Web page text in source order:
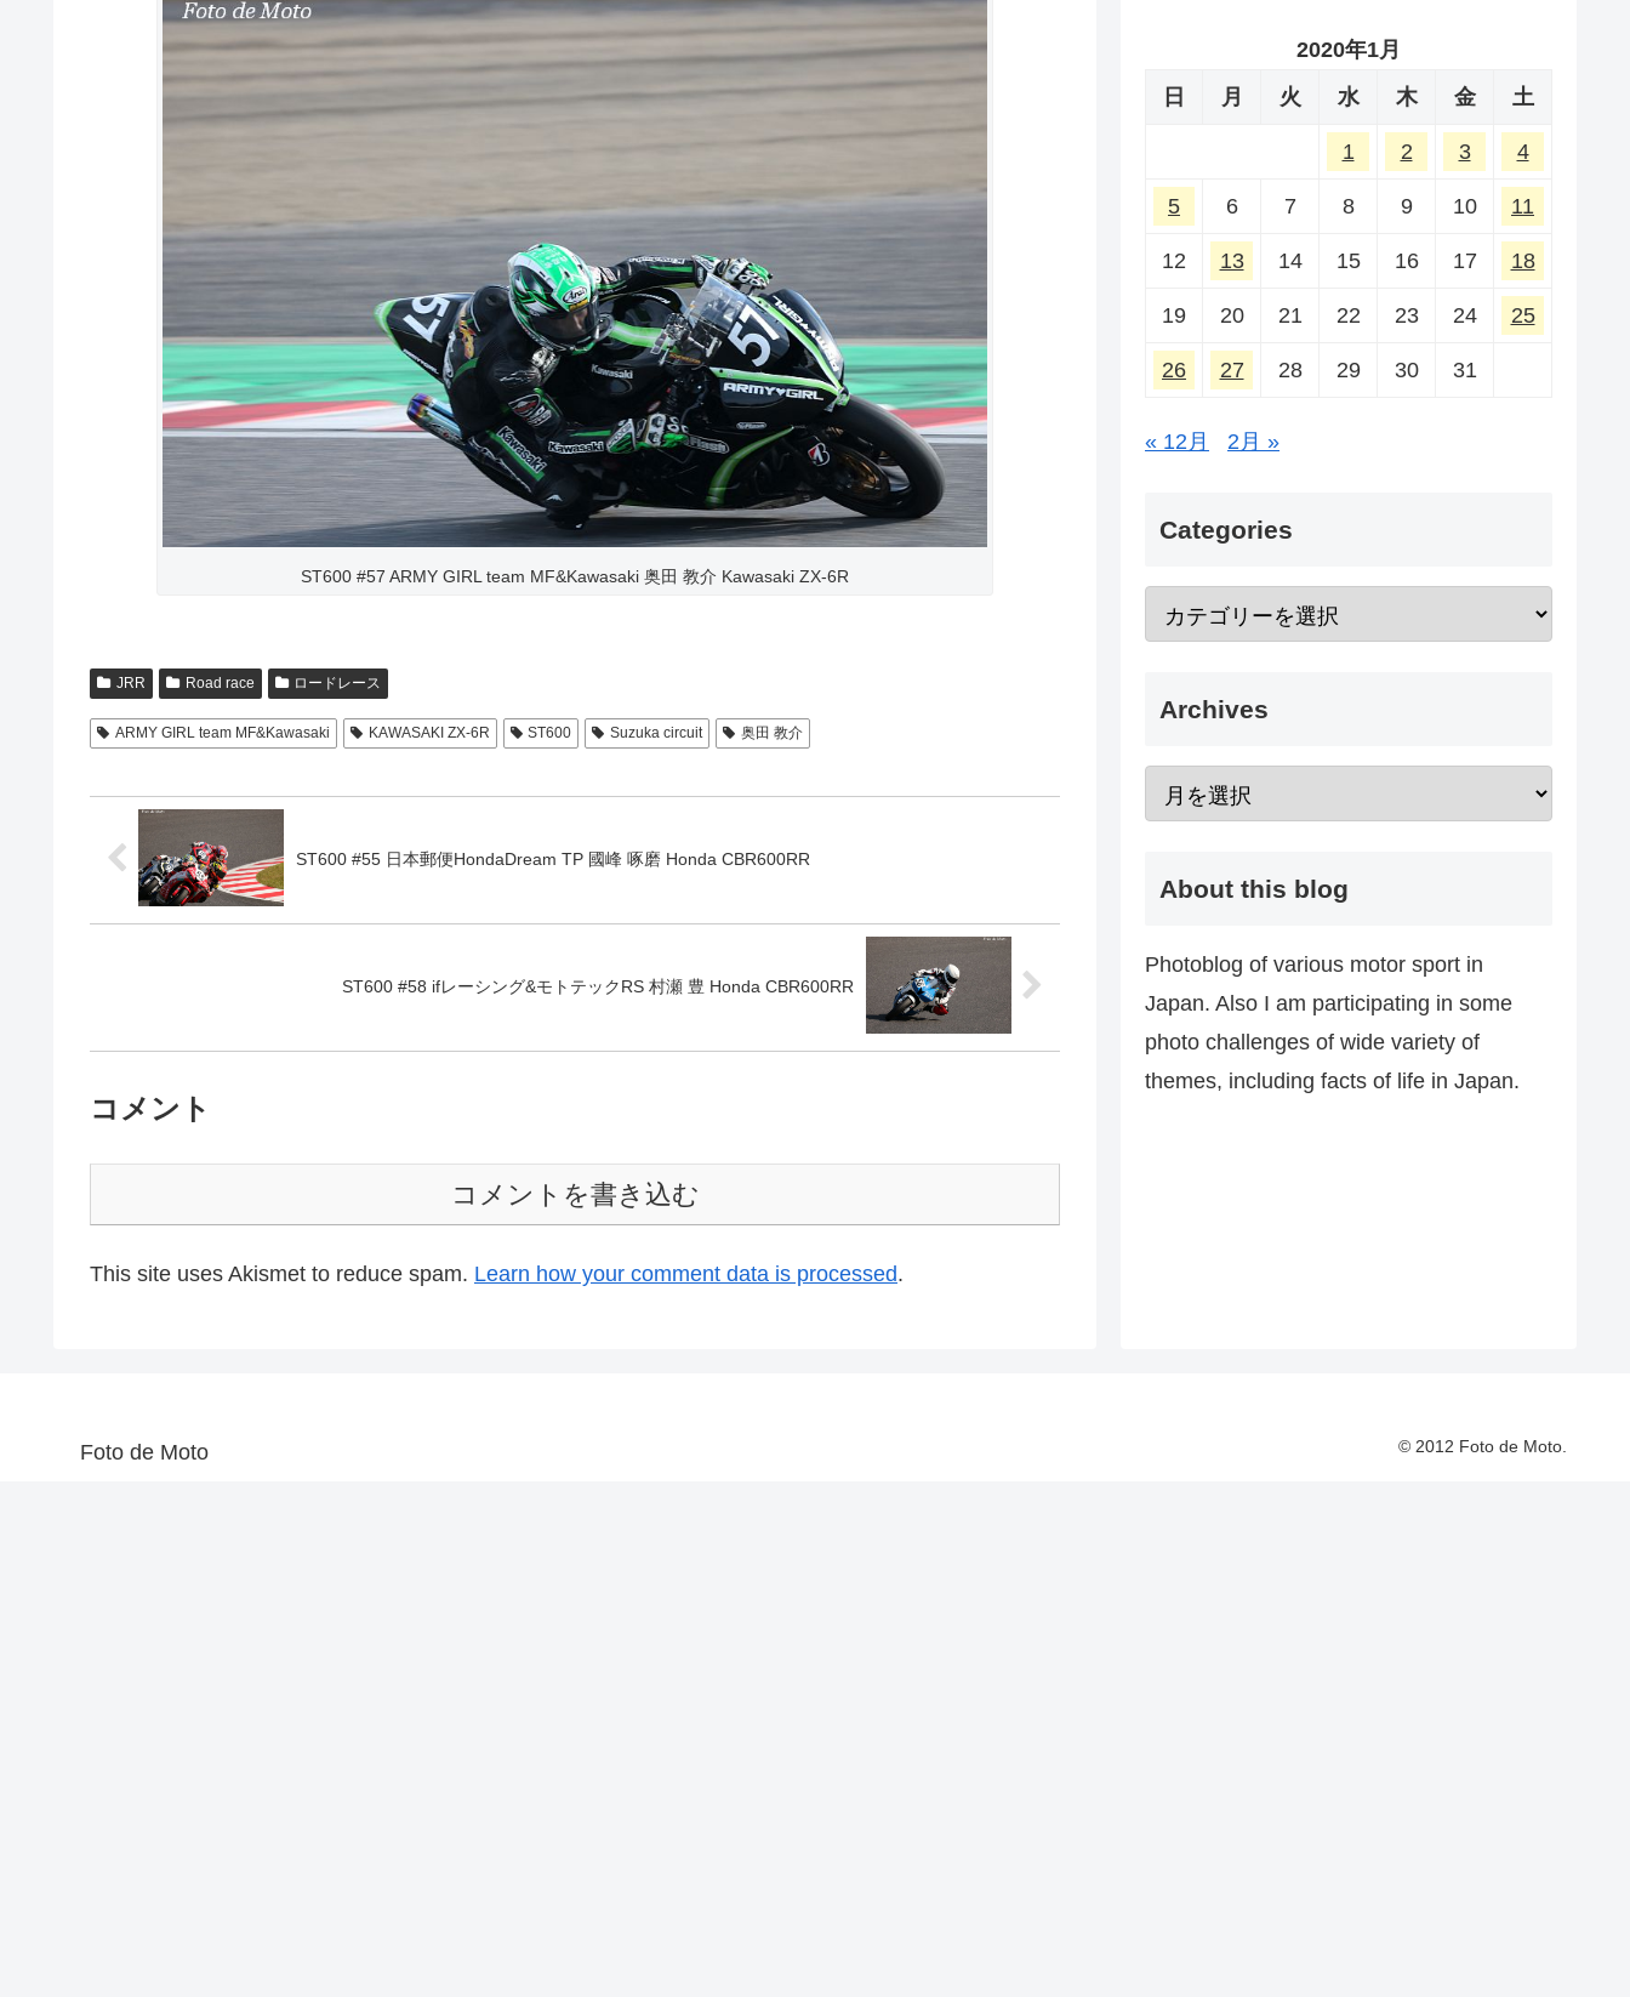
ST600 #57 ARMY GIRL team MF&Kawasaki 奥田 教介 Kawasaki ZX-6R
JRR Road race ロードレース
ARMY GIRL team MF&Kawasaki KAWASAKI ZX-6R ST600 Suzuka circuit 奥田 教介
ST600 #55 日本郵便HondaDream TP 國峰 啄磨 Honda CBR600RR
ST600 #58 ifレーシング&モトテックRS 村瀬 豊 Honda CBR600RR
コメント
コメントを書き込む
This site uses Akismet to reduce spam. Learn how your comment data is processed.
2020年1月
日
月 火 水 木 金 土
1 2 3 4
5 6 7 8 9 10 11
12 13 14 15 16 17 18
19 20 21 22 23 24 25
26 27 28 29 30 31
« 12月 2月 »
Categories
Archives
About this blog
Photoblog of various motor sport in
Japan. Also I am participating in some
photo challenges of wide variety of
themes, including facts of life in Japan.
Foto de Moto © 2012 Foto de Moto.